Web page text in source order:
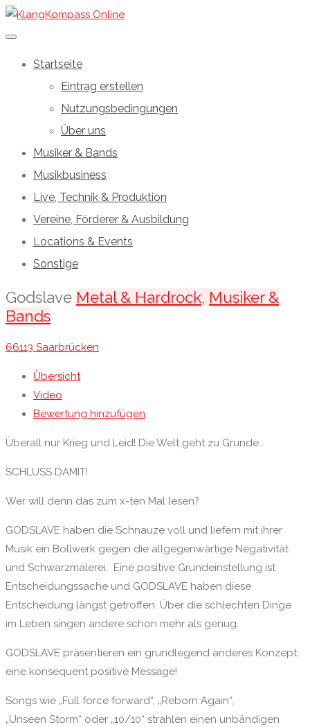
Startseite
Eintrag erstellen
Nutzungsbedingungen
Über uns
Musiker & Bands
Musikbusiness
Live, Technik & Produktion
Vereine, Förderer & Ausbildung
Locations & Events
Sonstige
Godslave Metal & Hardrock, Musiker &
Bands
66113 Saarbrücken
Übersicht
Video
Bewertung hinzufügen
Überall nur Krieg und Leid! Die Welt geht zu Grunde…
SCHLUSS DAMIT!
Wer will denn das zum x-ten Mal lesen?
GODSLAVE haben die Schnauze voll und liefern mit ihrer
Musik ein Bollwerk gegen die allgegenwärtige Negativität
und Schwarzmalerei. Eine positive Grundeinstellung ist
Entscheidungssache und GODSLAVE haben diese
Entscheidung längst getroffen. Über die schlechten Dinge
im Leben singen andere schon mehr als genug.
GODSLAVE präsentieren ein grundlegend anderes Konzept:
eine konsequent positive Message!
Songs wie „Full force forward“, „Reborn Again“,
„Unseen Storm“ oder „10/10“ strahlen einen unbändigen